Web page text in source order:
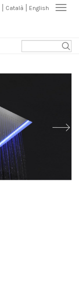
Català English